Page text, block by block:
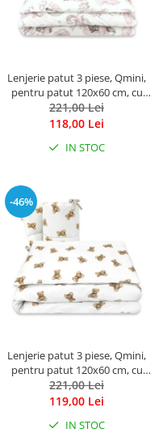
Lenjerie patut 3 piese, Qmini,
pentru patut 120x60 cm, cu
protectie laterala, din bumbac,
Teddy Bear and Friends Pink
221,00 Lei
118,00 Lei
IN STOC
-46%
Lenjerie patut 3 piese, Qmini,
pentru patut 120x60 cm, cu
protectie laterala, din bumbac,
Teddy Toys
221,00 Lei
119,00 Lei
IN STOC